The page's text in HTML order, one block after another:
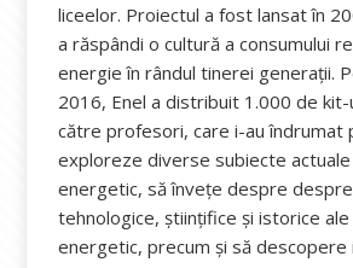
liceelor. Proiectul a fost lansat în
a răspândi o cultură a consumului
energie în rândul tinerei generații.
2016, Enel a distribuit 1.000 de kit-
către profesori, care i-au îndrumat
exploreze diverse subiecte
energetic, să învețe despre
tehnologice, științifice și istorice
energetic, precum și să descopere